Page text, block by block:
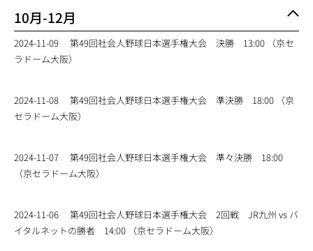
10月-12月
2024-11-09
第49回社会人野球日本選手権大会 決勝 13:00 （京セ
ラドーム大阪）
2024-11-08
第49回社会人野球日本選手権大会 準決勝 18:00 （京
セラドーム大阪）
2024-11-07
第49回社会人野球日本選手権大会 準々決勝 18:00
（京セラドーム大阪）
2024-11-06
第49回社会人野球日本選手権大会 2回戦 JR九州 vs バ
イタルネットの勝者 14:00 （京セラドーム大阪）